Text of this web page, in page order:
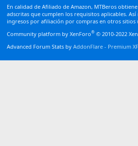
En calidad de Afiliado de Amazon, MTBeros
adscritas que cumplen los requisitos aplicables.
ingresos por afiliación por compras en otros sitios
Community platform by XenForo® © 2010-2022
Advanced Forum Stats by AddonFlare - Premium